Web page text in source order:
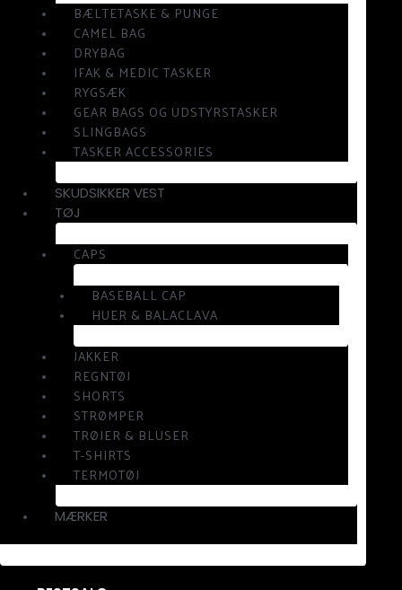
BÆLTETASKE & PUNGE
CAMEL BAG
DRYBAG
IFAK & MEDIC TASKER
RYGSÆK
GEAR BAGS OG UDSTYRSTASKER
SLINGBAGS
TASKER ACCESSORIES
SKUDSIKKER VEST
TØJ
CAPS
BASEBALL CAP
HUER & BALACLAVA
JAKKER
REGNTØJ
SHORTS
STRØMPER
TRØJER & BLUSER
T-SHIRTS
TERMOTØJ
MÆRKER